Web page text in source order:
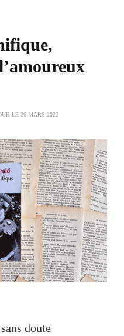
LE 26 MARS 2022
doute